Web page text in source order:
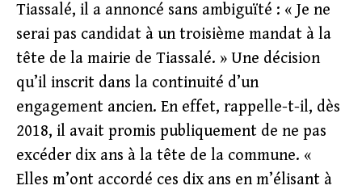
Tiassalé, il a annoncé sans ambiguïté : « Je ne
serai pas candidat à un troisième mandat à la
tête de la mairie de Tiassalé. » Une décision
qu’il inscrit dans la continuité d’un
engagement ancien. En effet, rappelle-t-il, dès
2018, il avait promis publiquement de ne pas
excéder dix ans à la tête de la commune. «
Elles m’ont accordé ces dix ans en m’élisant à